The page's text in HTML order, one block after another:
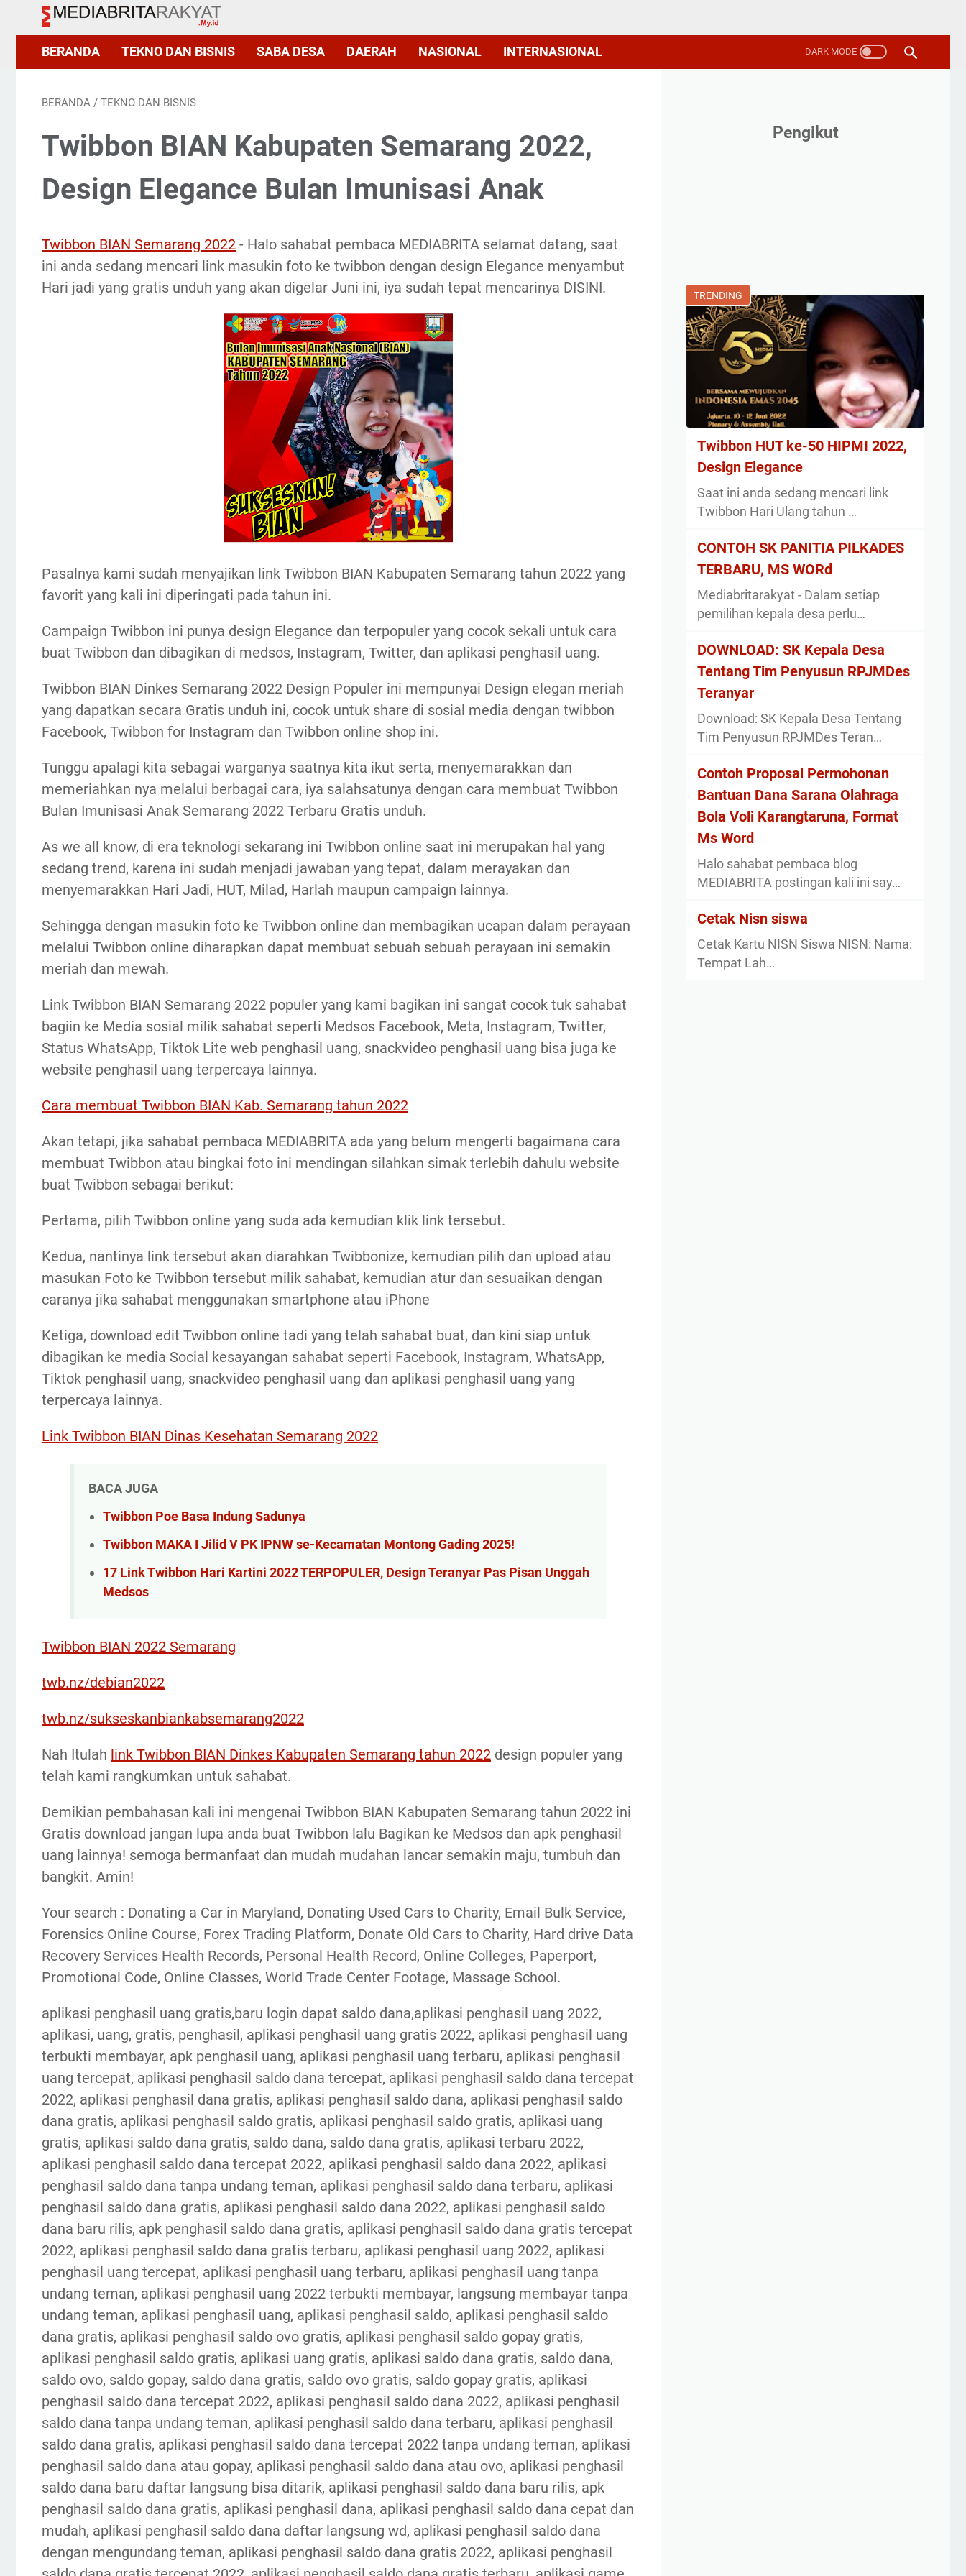
BERANDA TEKNO DAN BISNIS SABA DESA DAERAH NASIONAL INTERNASIONAL
BERANDA / TEKNO DAN BISNIS
Twibbon BIAN Kabupaten Semarang 2022,
Design Elegance Bulan Imunisasi Anak
Twibbon BIAN Semarang 2022 - Halo sahabat pembaca MEDIABRITA selamat datang, saat
ini anda sedang mencari link masukin foto ke twibbon dengan design Elegance menyambut
Hari jadi yang gratis unduh yang akan digelar Juni ini, iya sudah tepat mencarinya DISINI.
Pasalnya kami sudah menyajikan link Twibbon BIAN Kabupaten Semarang tahun 2022 yang
favorit yang kali ini diperingati pada tahun ini.
Campaign Twibbon ini punya design Elegance dan terpopuler yang cocok sekali untuk cara
buat Twibbon dan dibagikan di medsos, Instagram, Twitter, dan aplikasi penghasil uang.
Twibbon BIAN Dinkes Semarang 2022 Design Populer ini mempunyai Design elegan meriah
yang dapatkan secara Gratis unduh ini, cocok untuk share di sosial media dengan twibbon
Facebook, Twibbon for Instagram dan Twibbon online shop ini.
Tunggu apalagi kita sebagai warganya saatnya kita ikut serta, menyemarakkan dan
memeriahkan nya melalui berbagai cara, iya salahsatunya dengan cara membuat Twibbon
Bulan Imunisasi Anak Semarang 2022 Terbaru Gratis unduh.
As we all know, di era teknologi sekarang ini Twibbon online saat ini merupakan hal yang
sedang trend, karena ini sudah menjadi jawaban yang tepat, dalam merayakan dan
menyemarakkan Hari Jadi, HUT, Milad, Harlah maupun campaign lainnya.
Sehingga dengan masukin foto ke Twibbon online dan membagikan ucapan dalam perayaan
melalui Twibbon online diharapkan dapat membuat sebuah sebuah perayaan ini semakin
meriah dan mewah.
Link Twibbon BIAN Semarang 2022 populer yang kami bagikan ini sangat cocok tuk sahabat
bagiin ke Media sosial milik sahabat seperti Medsos Facebook, Meta, Instagram, Twitter,
Status WhatsApp, Tiktok Lite web penghasil uang, snackvideo penghasil uang bisa juga ke
website penghasil uang terpercaya lainnya.
Cara membuat Twibbon BIAN Kab. Semarang tahun 2022
Akan tetapi, jika sahabat pembaca MEDIABRITA ada yang belum mengerti bagaimana cara
membuat Twibbon atau bingkai foto ini mendingan silahkan simak terlebih dahulu website
buat Twibbon sebagai berikut:
Pertama, pilih Twibbon online yang suda ada kemudian klik link tersebut.
Kedua, nantinya link tersebut akan diarahkan Twibbonize, kemudian pilih dan upload atau
masukan Foto ke Twibbon tersebut milik sahabat, kemudian atur dan sesuaikan dengan
caranya jika sahabat menggunakan smartphone atau iPhone
Ketiga, download edit Twibbon online tadi yang telah sahabat buat, dan kini siap untuk
dibagikan ke media Social kesayangan sahabat seperti Facebook, Instagram, WhatsApp,
Tiktok penghasil uang, snackvideo penghasil uang dan aplikasi penghasil uang yang
terpercaya lainnya.
Link Twibbon BIAN Dinas Kesehatan Semarang 2022
BACA JUGA
Twibbon Poe Basa Indung Sadunya
Twibbon MAKA I Jilid V PK IPNW se-Kecamatan Montong Gading 2025!
17 Link Twibbon Hari Kartini 2022 TERPOPULER, Design Teranyar Pas Pisan Unggah
Medsos
Twibbon BIAN 2022 Semarang
twb.nz/debian2022
twb.nz/sukseskanbiankabsemarang2022
Nah Itulah link Twibbon BIAN Dinkes Kabupaten Semarang tahun 2022 design populer yang
telah kami rangkumkan untuk sahabat.
Demikian pembahasan kali ini mengenai Twibbon BIAN Kabupaten Semarang tahun 2022 ini
Gratis download jangan lupa anda buat Twibbon lalu Bagikan ke Medsos dan apk penghasil
uang lainnya! semoga bermanfaat dan mudah mudahan lancar semakin maju, tumbuh dan
bangkit. Amin!
Your search : Donating a Car in Maryland, Donating Used Cars to Charity, Email Bulk Service,
Forensics Online Course, Forex Trading Platform, Donate Old Cars to Charity, Hard drive Data
Recovery Services Health Records, Personal Health Record, Online Colleges, Paperport,
Promotional Code, Online Classes, World Trade Center Footage, Massage School.
aplikasi penghasil uang gratis,baru login dapat saldo dana,aplikasi penghasil uang 2022,
aplikasi, uang, gratis, penghasil, aplikasi penghasil uang gratis 2022, aplikasi penghasil uang
terbukti membayar, apk penghasil uang, aplikasi penghasil uang terbaru, aplikasi penghasil
uang tercepat, aplikasi penghasil saldo dana tercepat, aplikasi penghasil saldo dana tercepat
2022, aplikasi penghasil dana gratis, aplikasi penghasil saldo dana, aplikasi penghasil saldo
dana gratis, aplikasi penghasil saldo gratis, aplikasi penghasil saldo gratis, aplikasi uang
gratis, aplikasi saldo dana gratis, saldo dana, saldo dana gratis, aplikasi terbaru 2022,
aplikasi penghasil saldo dana tercepat 2022, aplikasi penghasil saldo dana 2022, aplikasi
penghasil saldo dana tanpa undang teman, aplikasi penghasil saldo dana terbaru, aplikasi
penghasil saldo dana gratis, aplikasi penghasil saldo dana 2022, aplikasi penghasil saldo
dana baru rilis, apk penghasil saldo dana gratis, aplikasi penghasil saldo dana gratis tercepat
2022, aplikasi penghasil saldo dana gratis terbaru, aplikasi penghasil uang 2022, aplikasi
penghasil uang tercepat, aplikasi penghasil uang terbaru, aplikasi penghasil uang tanpa
undang teman, aplikasi penghasil uang 2022 terbukti membayar, langsung membayar tanpa
undang teman, aplikasi penghasil uang, aplikasi penghasil saldo, aplikasi penghasil saldo
dana gratis, aplikasi penghasil saldo ovo gratis, aplikasi penghasil saldo gopay gratis,
aplikasi penghasil saldo gratis, aplikasi uang gratis, aplikasi saldo dana gratis, saldo dana,
saldo ovo, saldo gopay, saldo dana gratis, saldo ovo gratis, saldo gopay gratis, aplikasi
penghasil saldo dana tercepat 2022, aplikasi penghasil saldo dana 2022, aplikasi penghasil
saldo dana tanpa undang teman, aplikasi penghasil saldo dana terbaru, aplikasi penghasil
saldo dana gratis, aplikasi penghasil saldo dana tercepat 2022 tanpa undang teman, aplikasi
penghasil saldo dana atau gopay, aplikasi penghasil saldo dana atau ovo, aplikasi penghasil
saldo dana baru daftar langsung bisa ditarik, aplikasi penghasil saldo dana baru rilis, apk
penghasil saldo dana gratis, aplikasi penghasil dana, aplikasi penghasil saldo dana cepat dan
mudah, aplikasi penghasil saldo dana daftar langsung wd, aplikasi penghasil saldo dana
dengan mengundang teman, aplikasi penghasil saldo dana gratis 2022, aplikasi penghasil
Pengikut
TRENDING
Twibbon HUT ke-50 HIPMI 2022,
Design Elegance
Saat ini anda sedang mencari link
Twibbon Hari Ulang tahun …
CONTOH SK PANITIA PILKADES
TERBARU, MS WORd
Mediabritarakyat - Dalam setiap
pemilihan kepala desa perlu…
DOWNLOAD: SK Kepala Desa
Tentang Tim Penyusun RPJMDes
Teranyar
Download: SK Kepala Desa Tentang
Tim Penyusun RPJMDes Teran…
Contoh Proposal Permohonan
Bantuan Dana Sarana Olahraga
Bola Voli Karangtaruna, Format
Ms Word
Halo sahabat pembaca blog
MEDIABRITA postingan kali ini say…
Cetak Nisn siswa
Cetak Kartu NISN Siswa NISN: Nama:
Tempat Lah…